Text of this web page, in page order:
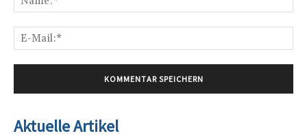
Aktuelle Artikel